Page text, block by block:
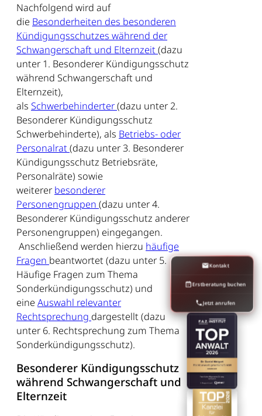
Nachfolgend wird auf
die Besonderheiten des besonderen
Kündigungsschutzes während der
Schwangerschaft und Elternzeit(dazu
unter 1. Besonderer Kündigungsschutz
während Schwangerschaft und
Elternzeit),
als Schwerbehinderter(dazu unter 2.
Besonderer Kündigungsschutz
Schwerbehinderte), als Betriebs- oder
Personalrat(dazu unter 3. Besonderer
Kündigungsschutz Betriebsräte,
Personalräte) sowie
weiterer besonderer
Personengruppen (dazu unter 4.
Besonderer Kündigungsschutz anderer
Personengruppen) eingegangen.
Anschließend werden hierzu häufige
Fragen beantwortet (dazu unter 5.
Häufige Fragen zum Thema
Sonderkündigungsschutz) und
eine Auswahl relevanter
Rechtsprechung dargestellt (dazu
unter 6. Rechtsprechung zum Thema
Sonderkündigungsschutz).
Besonderer Kündigungsschutz
während Schwangerschaft und
Elternzeit
Kontakt
Erstberatung buchen
Jetzt anrufen